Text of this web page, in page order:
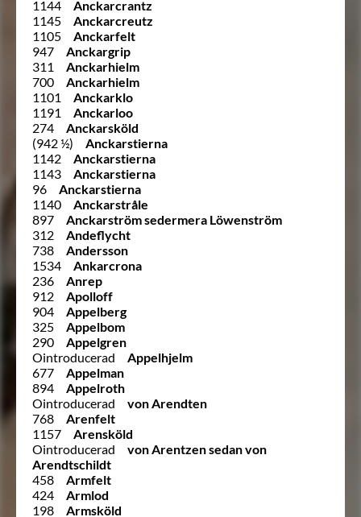
1144
Anckarcrantz
1145
Anckarcreutz
1105
Anckarfelt
947
Anckargrip
311
Anckarhielm
700
Anckarhielm
1101
Anckarklo
1191
Anckarloo
274
Anckarsköld
(942 ½)
Anckarstierna
1142
Anckarstierna
1143
Anckarstierna
96
Anckarstierna
1140
Anckarstråle
897
Anckarström sedermera Löwenström
312
Andeflycht
738
Andersson
1534
Ankarcrona
236
Anrep
912
Apolloff
904
Appelberg
325
Appelbom
290
Appelgren
Ointroducerad
Appelhjelm
677
Appelman
894
Appelroth
Ointroducerad
von Arendten
768
Arenfelt
1157
Arensköld
Ointroducerad
von Arentzen sedan von
Arendtschildt
458
Armfelt
424
Armlod
198
Armsköld